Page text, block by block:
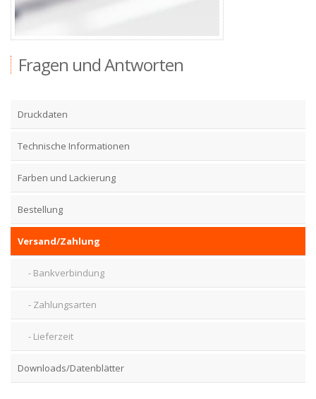
Digitaldrucke
Zubehör
Fragen und Antworten
Druckdaten
Technische Informationen
Farben und Lackierung
Bestellung
Versand/Zahlung
Bankverbindung
Zahlungsarten
Lieferzeit
Downloads/Datenblätter